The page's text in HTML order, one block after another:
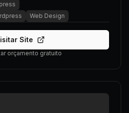
Web Design
Site
orçamento gratuito